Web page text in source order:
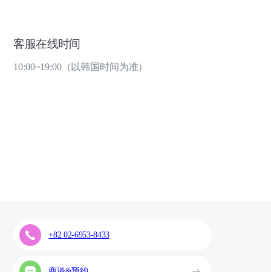
客服在线时间
10:00~19:00（以韩国时间为准）
+82 02-6953-8433